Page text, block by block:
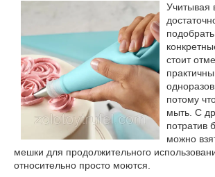
Учитывая
стоит
потому
мыть. С
потратив
можно
мешки для продолжительного
относительно просто моются.